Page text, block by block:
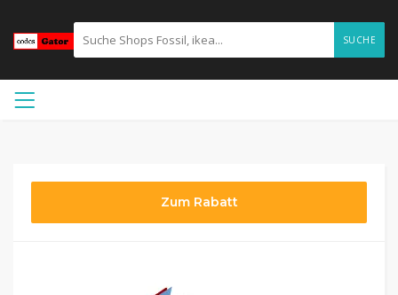
SUCHE
Zum Rabatt